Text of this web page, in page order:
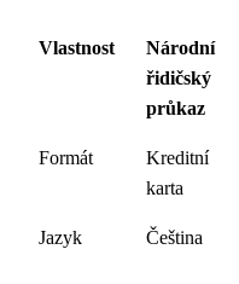
Vlastnost
Národní
řidičský
průkaz
Formát
Kreditní
karta
Jazyk Čeština